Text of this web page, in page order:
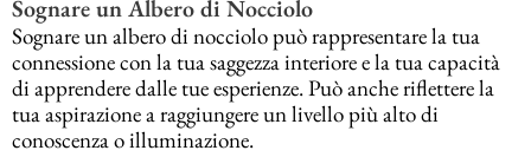
Sognare un Albero di Nocciolo
Sognare un albero di nocciolo può rappresentare la tua
connessione con la tua saggezza interiore e la tua capacità
di apprendere dalle tue esperienze. Può anche riflettere la
tua aspirazione a raggiungere un livello più alto di
conoscenza o illuminazione.